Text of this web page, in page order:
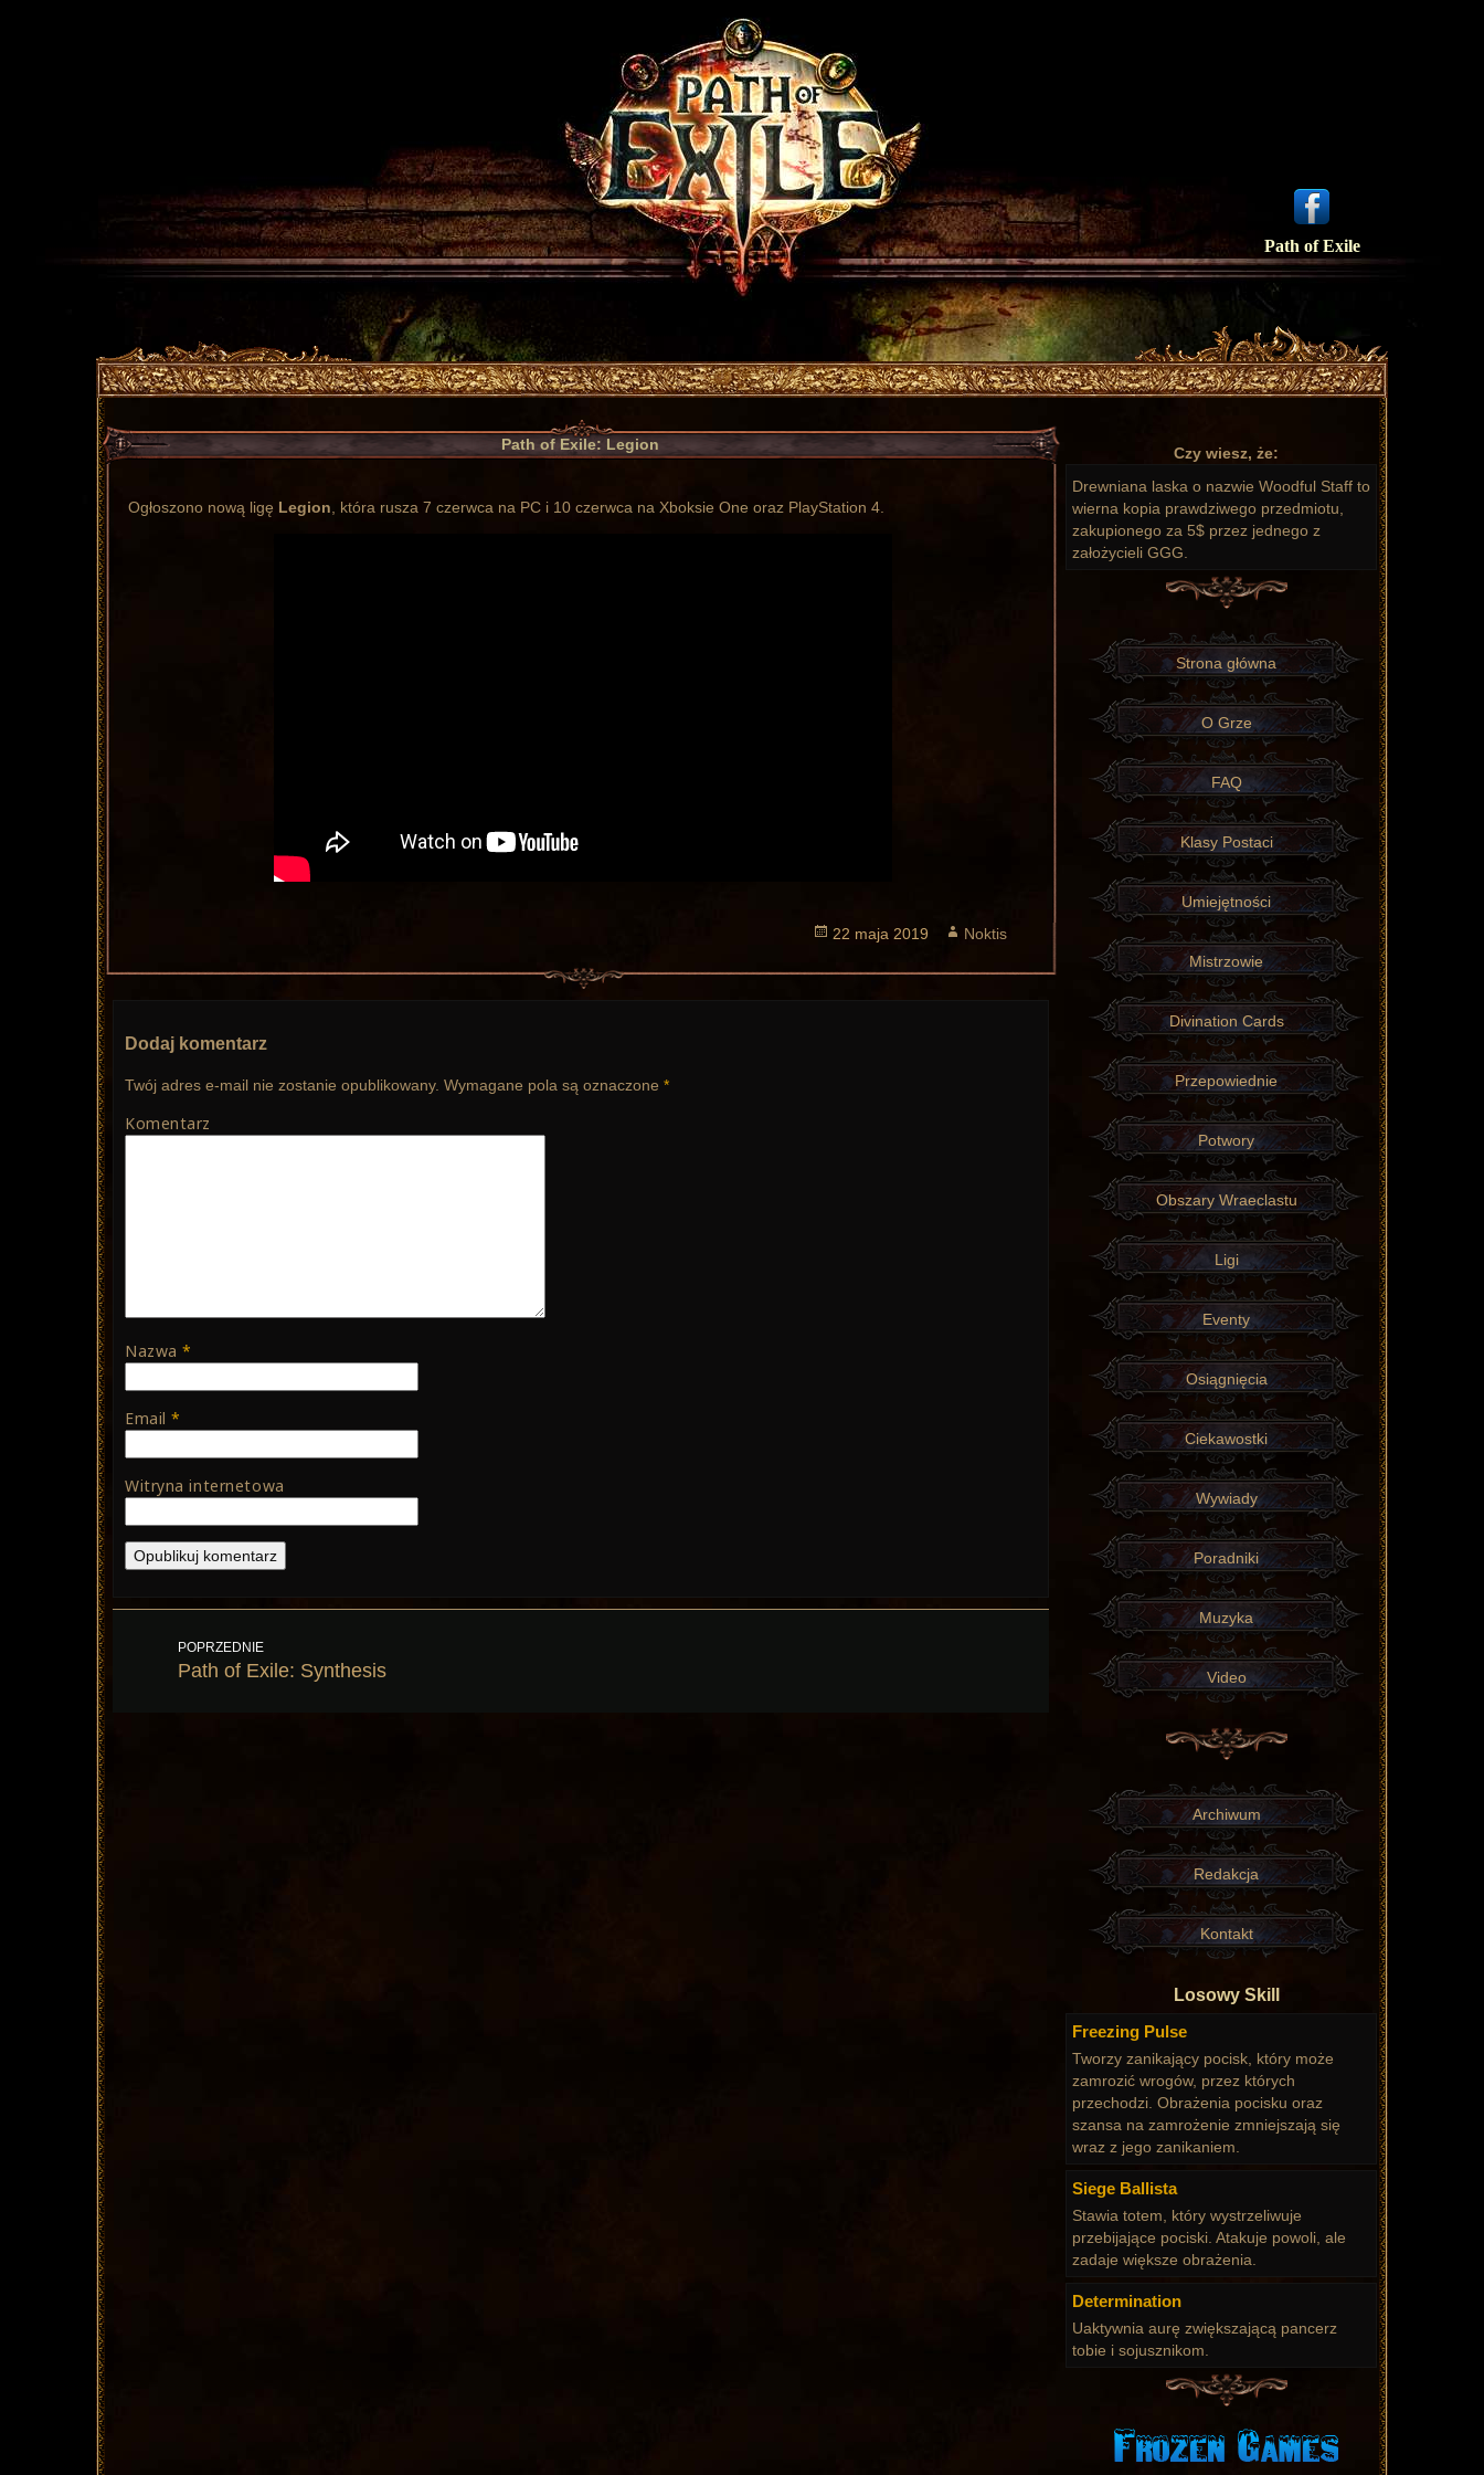
Path of Exile
Path of Exile: Legion
Ogłoszono nową ligę Legion , która rusza 7 czerwca na PC i 10 czerwca na Xboksie One oraz PlayStation 4.
Opublikowano
22 maja 2019 Autor
Noktis
Dodaj komentarz
Twój adres e-mail nie zostanie opublikowany. Wymagane pola są oznaczone *
Komentarz
Nazwa*
Email*
Witryna internetowa
POPRZEDNIE
Poprzedni
Path of Exile: Synthesis
Czy wiesz, że:
Drewniana laska o nazwie Woodful Staff to
wierna kopia prawdziwego przedmiotu,
zakupionego za 5$ przez jednego z
założycieli GGG.
Strona główna
O Grze
FAQ
Klasy Postaci
Umiejętności
Mistrzowie
Divination Cards
Przepowiednie
Potwory
Obszary Wraeclastu
Ligi
Eventy
Osiągnięcia
Ciekawostki
Wywiady
Poradniki
Muzyka
Video
Archiwum
Redakcja
Kontakt
Losowy Skill
Freezing Pulse
Tworzy zanikający pocisk, który może
zamrozić wrogów, przez których
przechodzi. Obrażenia pocisku oraz
szansa na zamrożenie zmniejszają się
wraz z jego zanikaniem.
Siege Ballista
Stawia totem, który wystrzeliwuje
przebijające pociski. Atakuje powoli, ale
zadaje większe obrażenia.
Determination
Uaktywnia aurę zwiększającą pancerz
tobie i sojusznikom.